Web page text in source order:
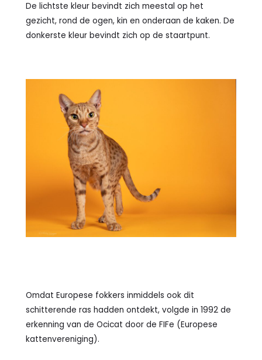
De lichtste kleur bevindt zich meestal op het
gezicht, rond de ogen, kin en onderaan de kaken. De
donkerste kleur bevindt zich op de staartpunt.
Omdat Europese fokkers inmiddels ook dit
schitterende ras hadden ontdekt, volgde in 1992 de
erkenning van de Ocicat door de FIFe (Europese
kattenvereniging).